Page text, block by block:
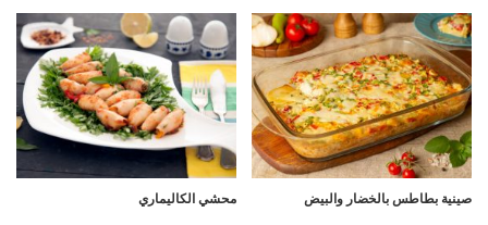
صينية بطاطس بالخضار والبيض محشي الكاليماري